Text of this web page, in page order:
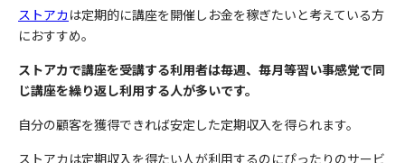
ストアカ は定期的に講座を開催しお金を稼ぎたいと考えている方
におすすめ。
ストアカで講座を受講する利用者は毎週、毎月等習い事感覚で同
じ講座を繰り返し利用する人が多いです。
自分の顧客を獲得できれば安定した定期収入を得られます。
ストアカは定期収入を得たい人が利用するのにぴったりのサービ